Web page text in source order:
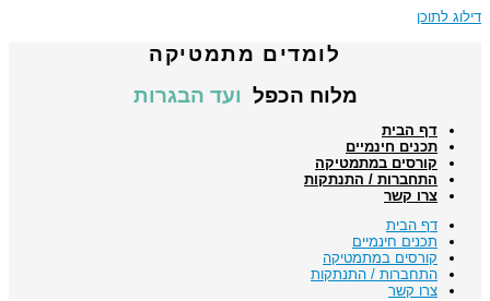
דילוג לתוכן
לומדים מתמטיקה
מלוח הכפל ועד הבגרות
דף הבית
תכנים חינמיים
קורסים במתמטיקה
התחברות / התנתקות
צרו קשר
דף הבית
תכנים חינמיים
קורסים במתמטיקה
התחברות / התנתקות
צרו קשר